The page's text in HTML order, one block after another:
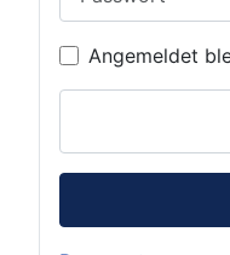
Angemeldet